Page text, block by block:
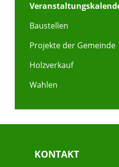
Baustellen
Projekte der Gemeinde
Holzverkauf
Wahlen
KONTAKT